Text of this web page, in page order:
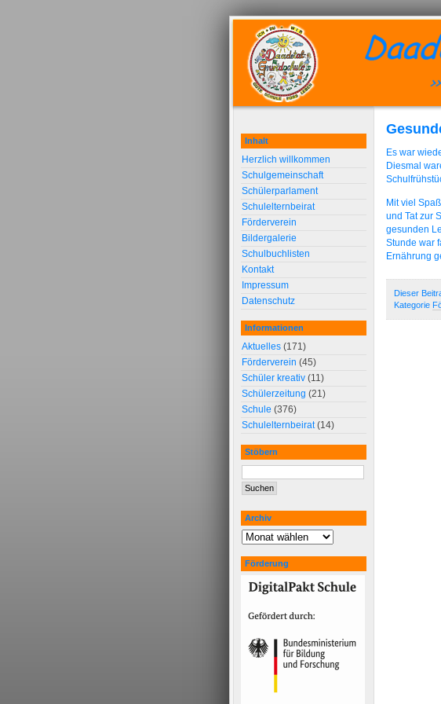
Es war
Diesmal
Mit viel
und Tat zur
gesunden
Stunde war
Ernährung
Dieser
Kategorie
Inhalt
Herzlich willkommen
Schulgemeinschaft
Schülerparlament
Schulelternbeirat
Förderverein
Bildergalerie
Schulbuchlisten
Kontakt
Impressum
Datenschutz
Informationen
Aktuelles (171)
Förderverein (45)
Schüler kreativ (11)
Schülerzeitung (21)
Schule (376)
Schulelternbeirat(14)
Stöbern
Archiv
Förderung